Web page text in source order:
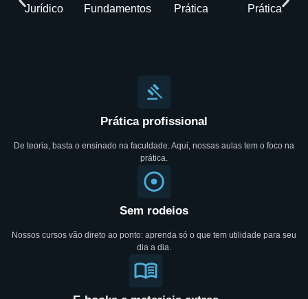
Prática profissional
De teoria, basta o ensinado na faculdade. Aqui, nossas aulas tem o foco na
prática.
Sem rodeios
Nossos cursos vão direto ao ponto: aprenda só o que tem utilidade para seu
dia a dia.